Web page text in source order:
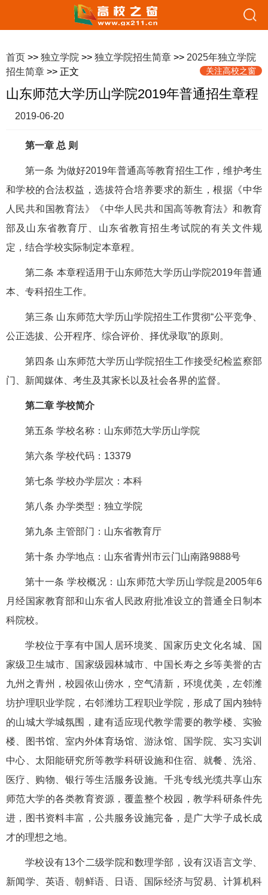
首页 >> 独立学院 >> 独立学院招生简章 >> 2025年独立学院
招生简章 >> 正文 关注高校之窗
山东师范大学历山学院2019年普通招生章程
2019-06-20
第一章 总 则
第一条 为做好2019年普通高等教育招生工作，维护考生
和学校的合法权益，选拔符合培养要求的新生，根据《中华
人民共和国教育法》《中华人民共和国高等教育法》和教育
部及山东省教育厅、山东省教肓招生考试院的有关文件规
定，结合学校实际制定本章程。
第二条 本章程适用于山东师范大学历山学院2019年普通
本、专科招生工作。
第三条 山东师范大学历山学院招生工作贯彻“公平竞争、
公正选拔、公开程序、综合评价、择优录取”的原则。
第四条 山东师范大学历山学院招生工作接受纪检监察部
门、新闻媒体、考生及其家长以及社会各界的监督。
第二章 学校简介
第五条 学校名称：山东师范大学历山学院
第六条 学校代码：13379
第七条 学校办学层次：本科
第八条 办学类型：独立学院
第九条 主管部门：山东省教育厅
第十条 办学地点：山东省青州市云门山南路9888号
第十一条 学校概况：山东师范大学历山学院是2005年6
月经国家教育部和山东省人民政府批准设立的普通全日制本
科院校。
学校位于享有中国人居环境奖、国家历史文化名城、国
家级卫生城市、国家级园林城市、中国长寿之乡等美誉的古
九州之青州，校园依山傍水，空气清新，环境优美，左邻潍
坊护理职业学院，右邻潍坊工程职业学院，形成了国内独特
的山城大学城氛围，建有适应现代教学需要的教学楼、实验
楼、图书馆、室内外体育场馆、游泳馆、国学院、实习实训
中心、太阳能研究所等教学科研设施和住宿、就餐、洗浴、
医疗、购物、银行等生活服务设施。千兆专线光缆共享山东
师范大学的各类教育资源，覆盖整个校园，教学科研条件先
进，图书资料丰富，公共服务设施完备，是广大学子成长成
才的理想之地。
学校设有13个二级学院和数理学部，设有汉语言文学、
新闻学、英语、朝鲜语、日语、国际经济与贸易、计算机科